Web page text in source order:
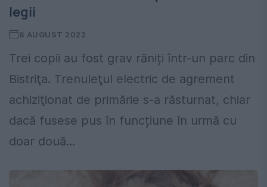
legii
8 AUGUST 2022
Trei copii au fost grav răniți într-un parc din
Bistriţa. Trenuleţul electric de agrement
achiziţionat de primărie s-a răsturnat, chiar
dacă fusese pus în funcțiune în urmă cu
doar două...